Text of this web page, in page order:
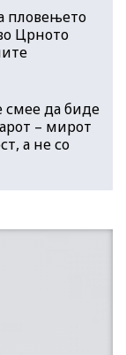
пловењето
Црното
смее да биде
– мирот
а не со